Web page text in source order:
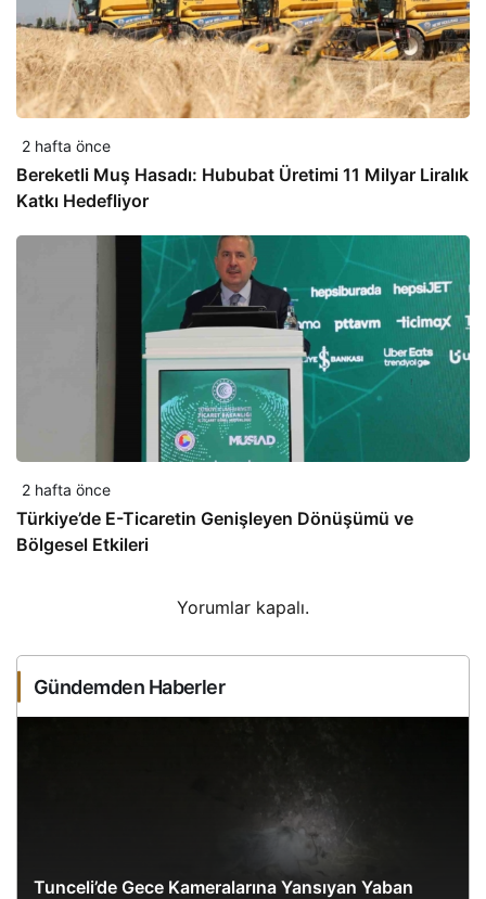
2 hafta önce
Bereketli Muş Hasadı: Hububat Üretimi 11 Milyar Liralık
Katkı Hedefliyor
2 hafta önce
Türkiye’de E-Ticaretin Genişleyen Dönüşümü ve
Bölgesel Etkileri
Yorumlar kapalı.
Gündemden Haberler
Tunceli’de Gece Kameralarına Yansıyan Yaban